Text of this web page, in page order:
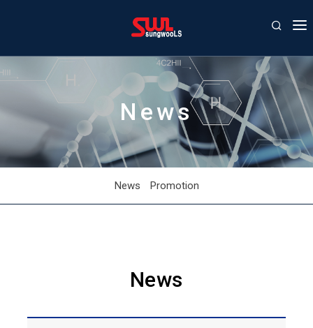
COMPANY
PRODUCT
CONTACT US
NEWS/EVENTS
News
News Promotion
News